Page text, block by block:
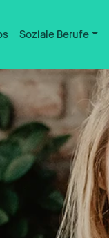
Soziale Berufe